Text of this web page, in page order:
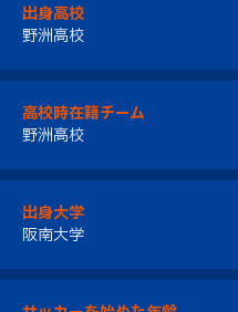
出身高校
野洲高校
高校時在籍チーム
野洲高校
出身大学
阪南大学